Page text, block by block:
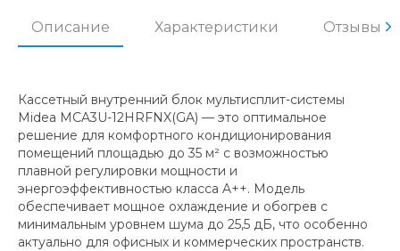
Описание Характеристики Отзывы
Кассетный внутренний блок мультисплит-системы
Midea MCA3U-12HRFNX(GA) — это оптимальное
решение для комфортного кондиционирования
помещений площадью до 35 м² с возможностью
плавной регулировки мощности и
энергоэффективностью класса A++. Модель
обеспечивает мощное охлаждение и обогрев с
минимальным уровнем шума до 25,5 дБ, что особенно
актуально для офисных и коммерческих пространств.